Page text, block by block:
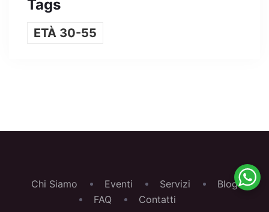
Tags
ETÀ 30-55
Chi Siamo Eventi Servizi
Blog
FAQ
Contatti